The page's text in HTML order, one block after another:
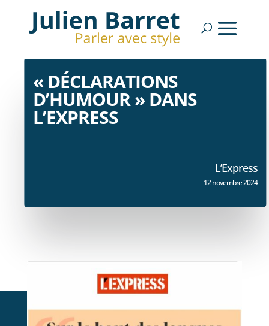
« DÉCLARATIONS
D’HUMOUR » DANS
L’EXPRESS
L’Express
12 novembre 2024